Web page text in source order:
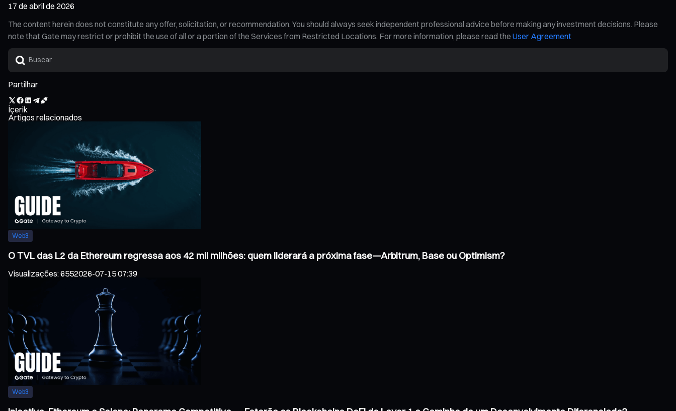
17 de abril de 2026
The content herein does not constitute any offer, solicitation, or recommendation. You should always seek independent professional advice before making any investment decisions. Please
note that Gate may restrict or prohibit the use of all or a portion of the Services from Restricted Locations. For more information, please read the User Agreement
Partilhar
İçerik
Artigos relacionados
Web3
O TVL das L2 da Ethereum regressa aos 42 mil milhões: quem liderará a próxima fase—Arbitrum, Base ou Optimism?
Visualizações:6552026-07-15 07:39
Web3